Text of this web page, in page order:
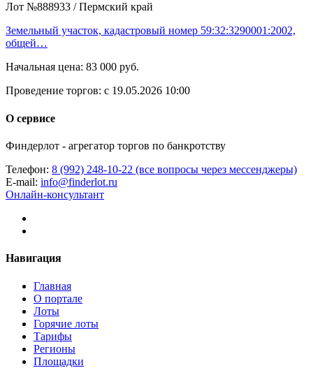
Лот №888933 / Пермский край
Земельный участок, кадастровый номер 59:32:3290001:2002,
общей…
Начальная цена: 83 000 руб.
Проведение торгов: с 19.05.2026 10:00
О сервисе
Финдерлот - агрегатор торгов по банкротству
Телефон: 8 (992) 248-10-22 (все вопросы через мессенджеры)
E-mail: info@finderlot.ru
Онлайн-консультант
Навигация
Главная
О портале
Лоты
Горячие лоты
Тарифы
Регионы
Площадки